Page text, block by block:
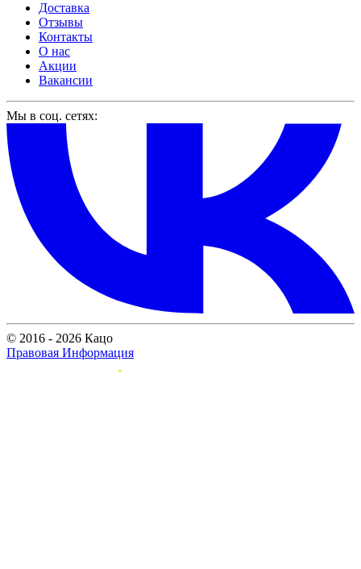
Доставка
Отзывы
Контакты
О нас
Акции
Вакансии
Мы в соц. сетях:
© 2016 - 2026 Кацо
Правовая Информация